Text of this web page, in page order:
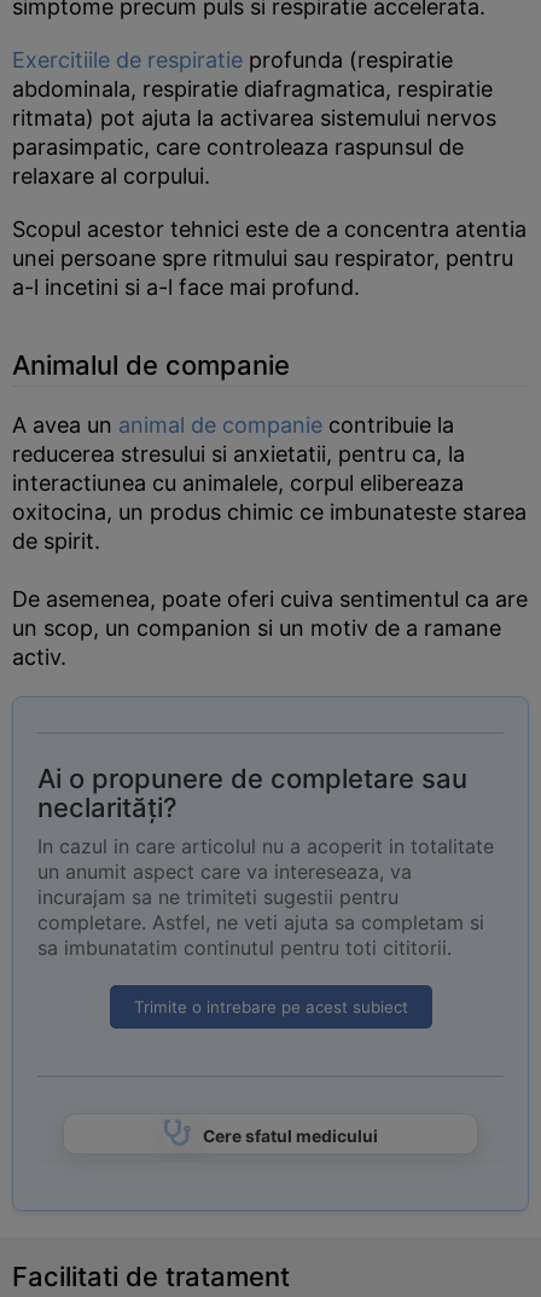
simptome precum puls si respiratie accelerata.
Exercitiile de respiratie profunda (respiratie
abdominala, respiratie diafragmatica, respiratie
ritmata) pot ajuta la activarea sistemului nervos
parasimpatic, care controleaza raspunsul de
relaxare al corpului.
Scopul acestor tehnici este de a concentra atentia
unei persoane spre ritmului sau respirator, pentru
a-l incetini si a-l face mai profund.
Animalul de companie
A avea un animal de companie contribuie la
reducerea stresului si anxietatii, pentru ca, la
interactiunea cu animalele, corpul elibereaza
oxitocina, un produs chimic ce imbunateste starea
de spirit.
De asemenea, poate oferi cuiva sentimentul ca are
un scop, un companion si un motiv de a ramane
activ.
Ai o propunere de completare sau
neclarități?
In cazul in care articolul nu a acoperit in totalitate
un anumit aspect care va intereseaza, va
incurajam sa ne trimiteti sugestii pentru
completare. Astfel, ne veti ajuta sa completam si
sa imbunatatim continutul pentru toti cititorii.
Trimite o intrebare pe acest subiect
Cere sfatul medicului
Facilitati de tratament